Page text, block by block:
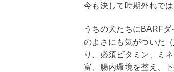
今も決して時期外れで
うちの犬たちにBARF
のよさにも気がついた（
り、必須ビタミン、ミ
富、腸内環境を整え、